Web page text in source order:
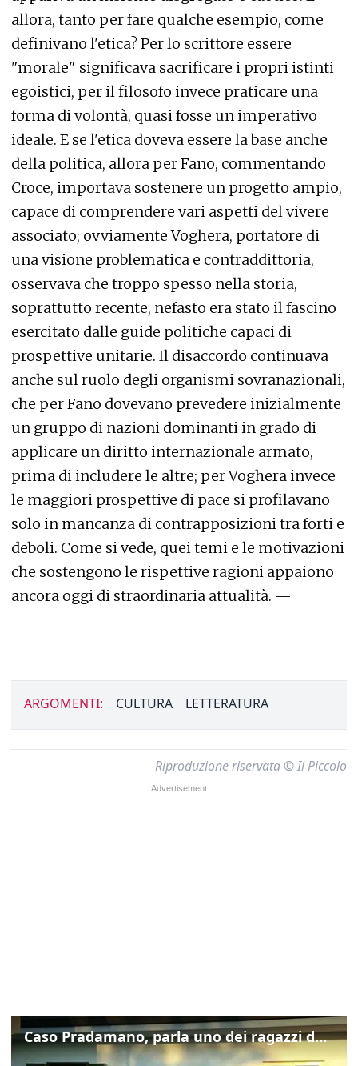
allora, tanto per fare qualche esempio, come
definivano l'etica? Per lo scrittore essere
"morale" significava sacrificare i propri istinti
egoistici, per il filosofo invece praticare una
forma di volontà, quasi fosse un imperativo
ideale. E se l'etica doveva essere la base anche
della politica, allora per Fano, commentando
Croce, importava sostenere un progetto ampio,
capace di comprendere vari aspetti del vivere
associato; ovviamente Voghera, portatore di
una visione problematica e contraddittoria,
osservava che troppo spesso nella storia,
soprattutto recente, nefasto era stato il fascino
esercitato dalle guide politiche capaci di
prospettive unitarie. Il disaccordo continuava
anche sul ruolo degli organismi sovranazionali,
che per Fano dovevano prevedere inizialmente
un gruppo di nazioni dominanti in grado di
applicare un diritto internazionale armato,
prima di includere le altre; per Voghera invece
le maggiori prospettive di pace si profilavano
solo in mancanza di contrapposizioni tra forti e
deboli. Come si vede, quei temi e le motivazioni
che sostengono le rispettive ragioni appaiono
ancora oggi di straordinaria attualità. —
ARGOMENTI: CULTURA LETTERATURA
Riproduzione riservata © Il Piccolo
Caso Pradamano, parla uno dei ragazzi denunciati per la limonata: "Volevo anche aiutare i miei"